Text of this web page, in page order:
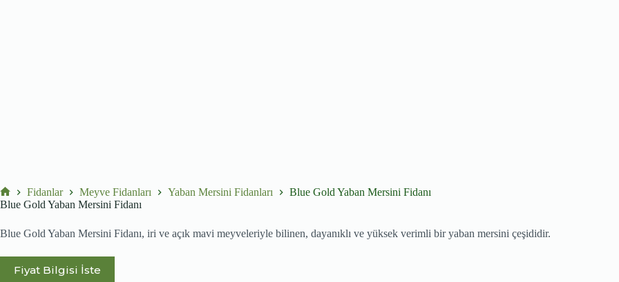
No
Fidanlar Meyve Fidanları Yaban Mersini Fidanları
Blue Gold Yaban Mersini Fidanı
Blue Gold Yaban Mersini Fidanı
Blue Gold Yaban Mersini Fidanı, iri ve açık mavi meyveleriyle bilinen, dayanıklı ve yüksek verimli bir yaban mersini çeşididir.
Fiyat Bilgisi İste